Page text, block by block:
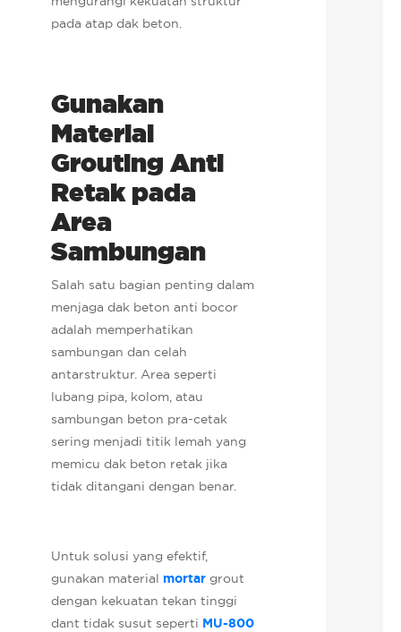
pada atap dak beton.
Gunakan
Material
Grouting Anti
Retak pada
Area
Sambungan
Salah satu bagian penting dalam
menjaga dak beton anti bocor
adalah memperhatikan
sambungan dan celah
antarstruktur. Area seperti
lubang pipa, kolom, atau
sambungan beton pra-cetak
sering menjadi titik lemah yang
memicu dak beton retak jika
tidak ditangani dengan benar.
Untuk solusi yang efektif,
gunakan material mortargrout
dengan kekuatan tekan tinggi
dant tidak susut seperti MU-800